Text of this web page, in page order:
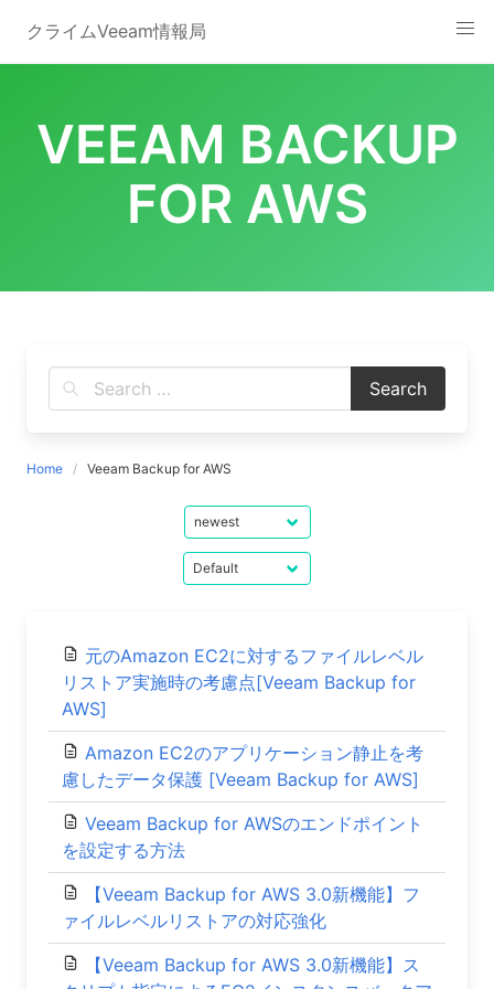
content
クライムVeeam情報局
VEEAM BACKUP
FOR AWS
Home Veeam Backup for AWS
元のAmazon EC2に対するファイルレベル
リストア実施時の考慮点[Veeam Backup for
AWS]
Amazon EC2のアプリケーション静止を考
慮したデータ保護 [Veeam Backup for AWS]
Veeam Backup for AWSのエンドポイント
を設定する方法
【Veeam Backup for AWS 3.0新機能】フ
ァイルレベルリストアの対応強化
【Veeam Backup for AWS 3.0新機能】ス